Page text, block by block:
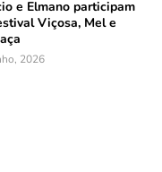
e Elmano participam
Viçosa, Mel e
2026